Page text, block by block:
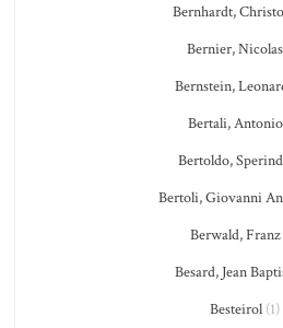
Bernhardt,
Bernier, Nicolas
Bernstein,
Bertali, Antonio
Bertoldo,
Bertoli, Giovanni
Berwald, Franz
Besard, Jean
Besteirol (1)